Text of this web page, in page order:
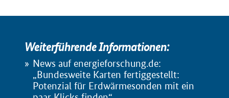
Weiterführende Informationen:
News auf energieforschung.de:
„Bundesweite Karten fertiggestellt:
Potenzial für Erdwärmesonden mit ein